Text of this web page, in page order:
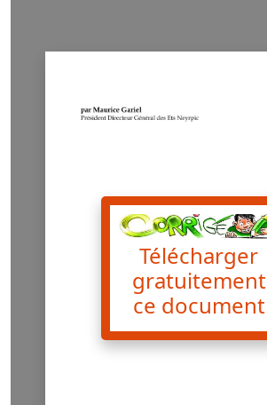
Télécharger
gratuitement
ce document